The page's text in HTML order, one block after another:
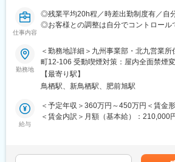
仕事内容
◎残業平均20h程／時差出勤制度有／自
◎お客様との調整は自分でコントロール
■業務概要
既存の食品工場やスーパー、飲食店、精
心に、新しい製品や部品の提案を行うル
だきます。営業だけではなく製品の簡単
す。
案
勤務地
＜勤務地詳細＞九州事業部・北九営業
町12-106 受動喫煙対策：屋内全面禁煙
事業所
【最寄り駅】
鳥栖駅、新鳥栖駅、肥前旭駅
給与
＜予定年収＞360万円～450万円＜賃金
＜賃金内訳＞月額（基本給）：210,000
＞※上記は最低保証額。前職・経験を考